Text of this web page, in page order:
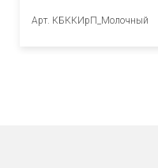
Арт. КБККИрП_Молочный